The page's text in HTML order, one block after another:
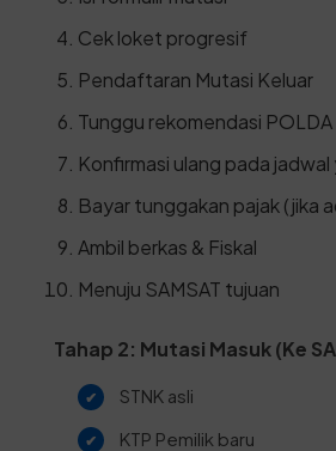
Cek loket progresif
Pendaftaran Mutasi Keluar
Tunggu rekomendasi POLDA
Konfirmasi ulang pada
Bayar tunggakan pajak (jika
Ambil berkas & Fiskal
Menuju SAMSAT tujuan
Tahap 2: Mutasi Masuk (Ke
STNK asli
KTP Pemilik baru